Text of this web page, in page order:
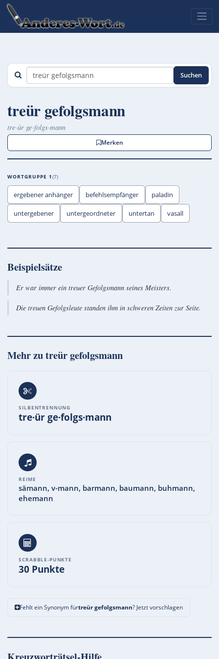
Suchen
treür gefolgsmann
tre·ür ge·folgs·mann
Merken
WORTGRUPPE 1 7
ergebener anhänger befehlsempfänger paladin
untergebener untergeordneter untertan vasall
Beispielsätze
Er war immer ein treuer Gefolgsmann seines Meisters.
Die treuen Gefolgsleute standen ihm in schweren Zeiten zur Seite.
Mehr zutreür gefolgsmann
SILBENTRENNUNG
tre·ür ge·folgs·mann
REIME
sämann, v-mann, barmann, baumann, buhmann,
ehemann
SCRABBLE-PUNKTE
30 Punkte
Fehlt ein Synonym fürtreür gefolgsmann? Jetzt vorschlagen